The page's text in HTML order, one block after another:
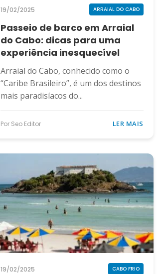
19/02/2025 ARRAIAL DO CABO
Passeio de barco em Arraial
do Cabo: dicas para uma
experiência inesquecível
Arraial do Cabo, conhecido como o
“Caribe Brasileiro”, é um dos destinos
mais paradisíacos do...
Por Seo Editor LER MAIS
19/02/2025 CABO FRIO